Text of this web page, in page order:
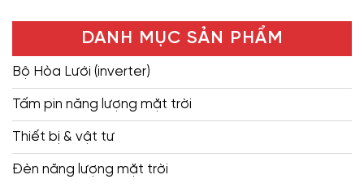
DANH MỤC SẢN PHẨM
Bộ Hòa Lưới (inverter)
Tấm pin năng lượng mặt trời
Thiết bị & vật tư
Đèn năng lượng mặt trời